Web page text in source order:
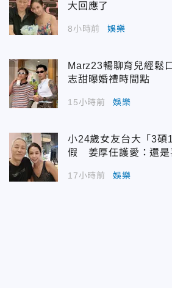
大回應了
8小時前 娛樂
Marz23暢聊育兒經
志甜曝婚禮時間點
15小時前 娛樂
小24歲女友台大「3碩
假 姜厚任護愛：還是
17小時前 娛樂